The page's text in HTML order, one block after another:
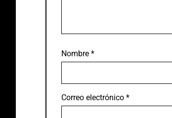
Nombre *
Correo electrónico *